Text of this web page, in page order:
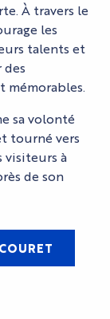
À travers le
les
talents et
des
mémorables.
sa volonté
tourné vers
visiteurs à
de son